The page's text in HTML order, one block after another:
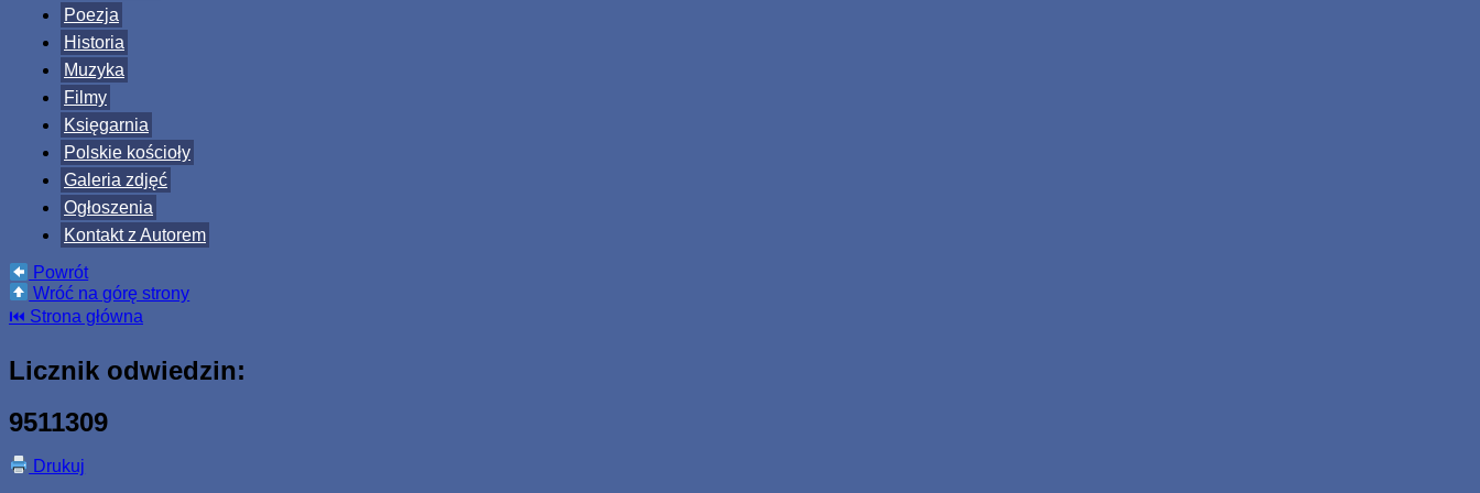
Poezja
Historia
Muzyka
Filmy
Księgarnia
Polskie kościoły
Galeria zdjęć
Ogłoszenia
Kontakt z Autorem
Powrót
Wróć na górę strony
⏮ Strona główna
Licznik odwiedzin:
9511309
Drukuj